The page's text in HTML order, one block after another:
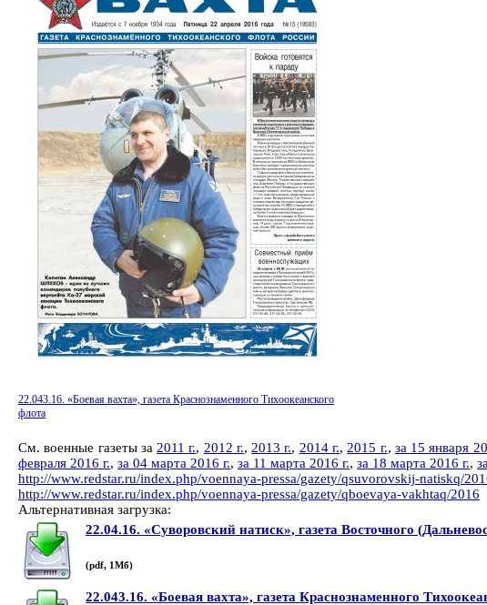
22.043.16. «Боевая вахта», газета Краснознаменного Тихоокеанского
флота
См. военные газеты за 2011 г., 2012 г., 2013 г., 2014 г., 2015 г., за 15 января
февраля 2016 г., за 04 марта 2016 г., за 11 марта 2016 г., за 18 марта 2016 г.,
http://www.redstar.ru/index.php/voennaya-pressa/gazety/qsuvorovskij-natiskq/
http://www.redstar.ru/index.php/voennaya-pressa/gazety/qboevaya-vakhtaq/2016
Альтернативная загрузка:
22.04.16. «Суворовский натиск», газета Восточного
(pdf, 1Мб)
22.043.16. «Боевая вахта», газета Краснознаменного